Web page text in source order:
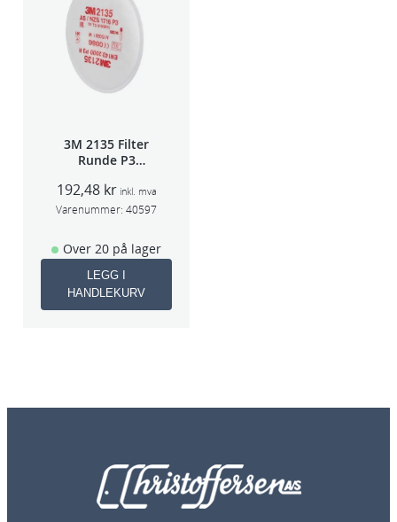
3M 2135 Filter
Runde P3
192,48 kr inkl. mva
Varenummer: 40597
Over 20 på lager
LEGG I
HANDLEKURV